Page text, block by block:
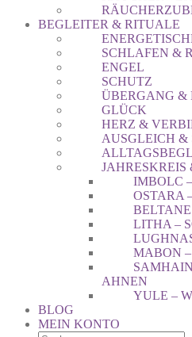
BEGLEITER & RITUALE
SCHLAFEN &
ENGEL
SCHUTZ
ÜBERGANG &
GLÜCK
HERZ &
AUSGLEICH &
IMBOLC
OSTARA
LITHA –
MABON
AHNEN
YULE –
BLOG
MEIN KONTO